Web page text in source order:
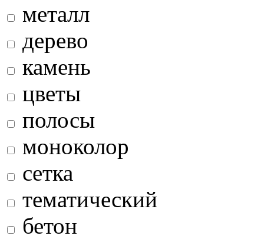
металл
дерево
камень
цветы
полосы
моноколор
сетка
тематический
бетон